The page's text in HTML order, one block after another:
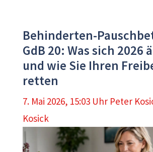
Behinderten-
GdB 20: Was sich 2026
und wie Sie Ihren
retten
7. Mai 2026, 15:03 Uhr Peter
Kosick